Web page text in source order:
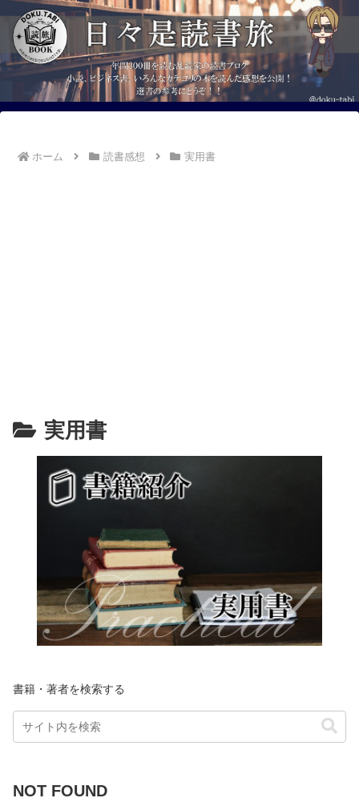
ホーム 読書感想 実用書
実用書
書籍・著者を検索する
NOT FOUND